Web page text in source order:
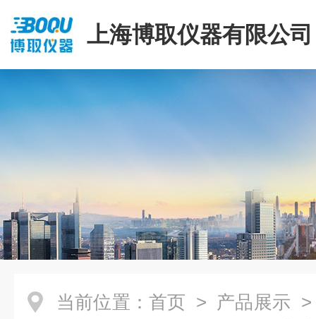
上海博取仪器有限公司
当前位置： 首页 > 产品展示